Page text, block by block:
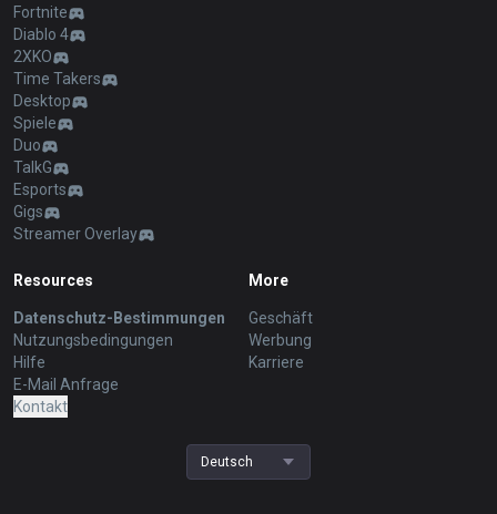
Fortnite
Diablo 4
2XKO
Time Takers
Desktop
Spiele
Duo
TalkG
Esports
Gigs
Streamer Overlay
Resources
Datenschutz-Bestimmungen
Nutzungsbedingungen
Hilfe
E-Mail Anfrage
Kontakt
More
Geschäft
Werbung
Karriere
Deutsch